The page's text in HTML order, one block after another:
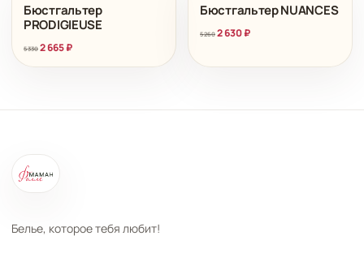
Бюстгальтер
PRODIGIEUSE
5 330 2 665₽
Бюстгальтер NUANCES
5 260 2 630₽
Белье, которое тебя любит!